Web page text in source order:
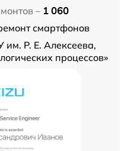
– 1 060
смартфонов
им. Р. Е. Алексеева,
процессов»